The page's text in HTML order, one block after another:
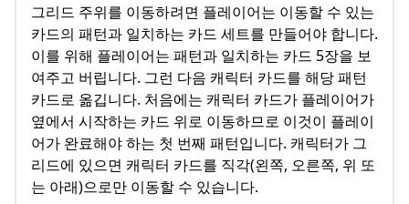
그리드 주위를 이동하려면 플레이어는 이동할 수 있는
카드의 패턴과 일치하는 카드 세트를 만들어야 합니다.
이를 위해 플레이어는 패턴과 일치하는 카드 5장을 보
여주고 버립니다. 그런 다음 캐릭터 카드를 해당 패턴
카드로 옮깁니다. 처음에는 캐릭터 카드가 플레이어가
옆에서 시작하는 카드 위로 이동하므로 이것이 플레이
어가 완료해야 하는 첫 번째 패턴입니다. 캐릭터가 그
리드에 있으면 캐릭터 카드를 직각(왼쪽, 오른쪽, 위 또
는 아래)으로만 이동할 수 있습니다.